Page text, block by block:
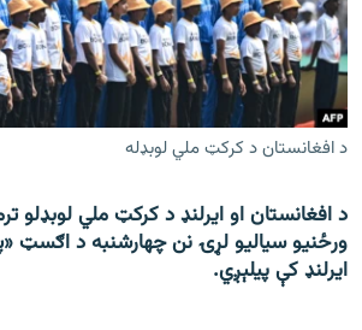
د افغانستان د کرکټ ملي لوبډله
د افغانستان او ایرلنډ د کرکټ ملي لوبډلو
ایرلنډ کې پیلېږي.